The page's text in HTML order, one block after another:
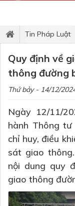
Tin Pháp Luật
Quy định về
thông đường
Thứ bảy - 14/12/
Ngày 12/11/
hành Thông
chỉ huy, điều
sát giao
nội dung quy
giao thông